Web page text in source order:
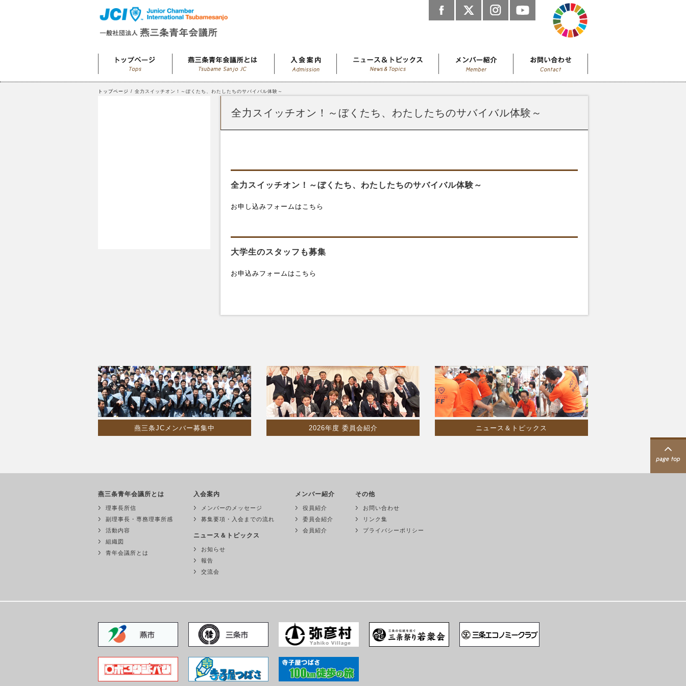
トップページ / 全力スイッチオン！～ぼくたち、わたしたちのサバイバル体験～
全力スイッチオン！～ぼくたち、わたしたちのサバイバル体験～
全力スイッチオン！～ぼくたち、わたしたちのサバイバル体験～
お申し込みフォームはこちら
大学生のスタッフも募集
お申込みフォームはこちら
燕三条JCメンバー募集中 2026年度 委員会紹介 ニュース＆トピックス
燕三条青年会議所とは
理事長所信
副理事長・専務理事所感
活動内容
組織図
青年会議所とは
入会案内
メンバーのメッセージ
募集要項・入会までの流れ
ニュース＆トピックス
お知らせ
報告
交流会
メンバー紹介
役員紹介
委員会紹介
会員紹介
その他
お問い合わせ
リンク集
プライバシーポリシー